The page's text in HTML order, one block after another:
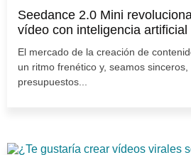
Seedance 2.0 Mini
vídeo con inteligencia
El mercado de la creación de
un ritmo frenético y, seamos
presupuestos...